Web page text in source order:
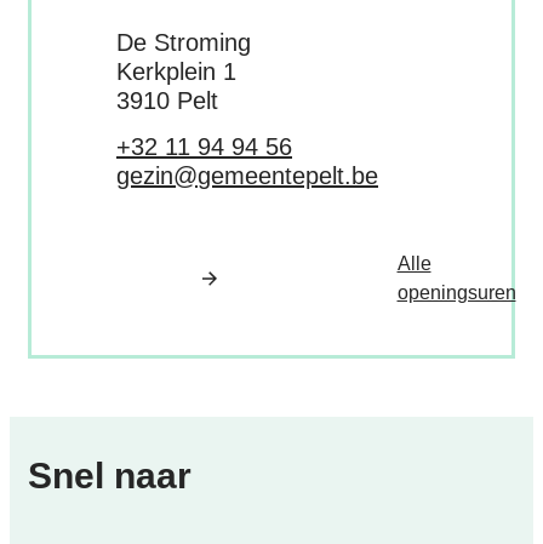
AdresDe Stroming
Kerkplein 1
,3910 Pelt
+32 11 94 94 56
E-mailgezin@gemeentepelt.be
Alle
openingsuren
Snel naar